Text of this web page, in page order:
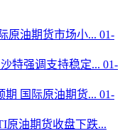
原油期货市场小... 01-
特强调支持稳定... 01-
期 国际原油期货... 01-
原油期货收盘下跌...